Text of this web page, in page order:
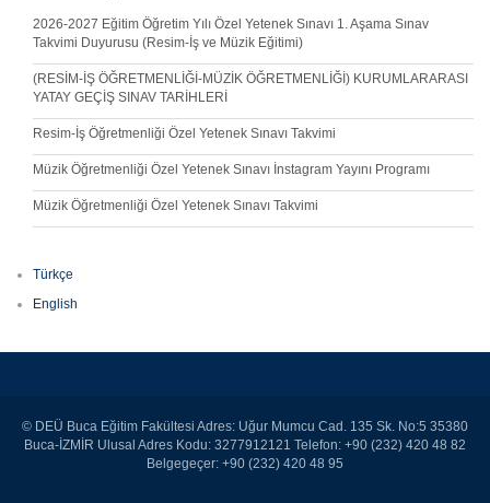
2026-2027 Eğitim Öğretim Yılı Özel Yetenek Sınavı 1. Aşama Sınav
Takvimi Duyurusu (Resim-İş ve Müzik Eğitimi)
(RESİM-İŞ ÖĞRETMENLİĞİ-MÜZİK ÖĞRETMENLİĞİ) KURUMLARARASI
YATAY GEÇİŞ SINAV TARİHLERİ
Resim-İş Öğretmenliği Özel Yetenek Sınavı Takvimi
Müzik Öğretmenliği Özel Yetenek Sınavı İnstagram Yayını Programı
Müzik Öğretmenliği Özel Yetenek Sınavı Takvimi
Türkçe
English
© DEÜ Buca Eğitim Fakültesi Adres: Uğur Mumcu Cad. 135 Sk. No:5 35380
Buca-İZMİR Ulusal Adres Kodu: 3277912121 Telefon: +90 (232) 420 48 82
Belgegeçer: +90 (232) 420 48 95